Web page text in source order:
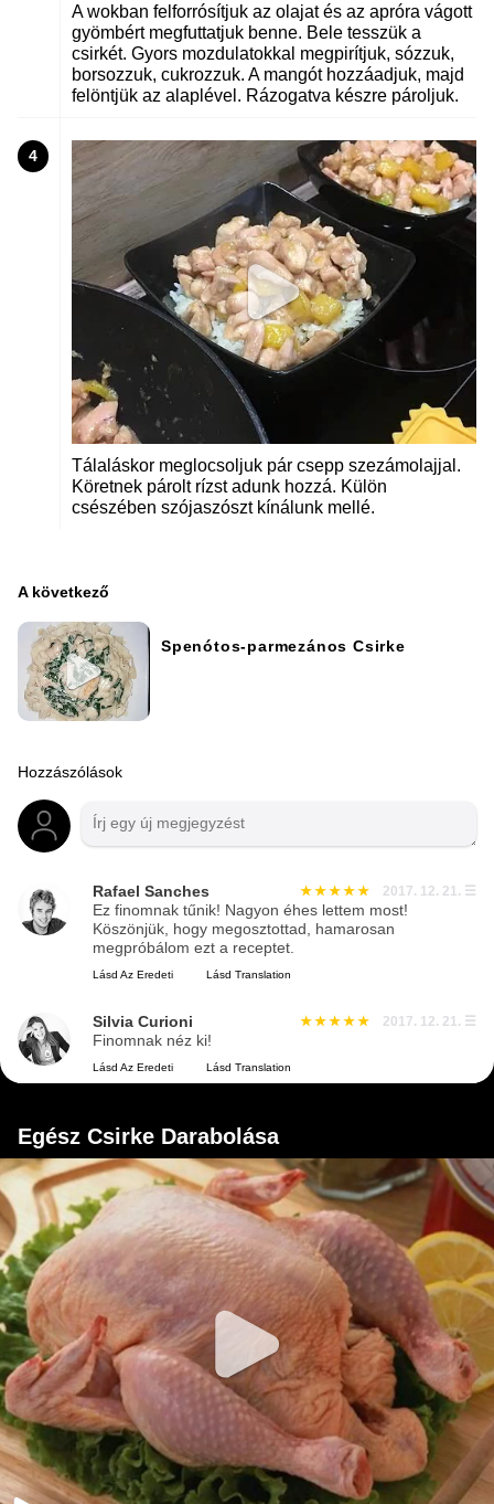
A wokban felforrósítjuk az olajat és az apróra vágott
gyömbért megfuttatjuk benne. Bele tesszük a
csirkét. Gyors mozdulatokkal megpirítjuk, sózzuk,
borsozzuk, cukrozzuk. A mangót hozzáadjuk, majd
felöntjük az alaplével. Rázogatva készre pároljuk.
4
Tálaláskor meglocsoljuk pár csepp szezámolajjal.
Köretnek párolt rízst adunk hozzá. Külön
csészében szójaszószt kínálunk mellé.
A következő
Spenótos-parmezános Csirke
Hozzászólások
Rafael Sanches 2017. 12. 21. ☰
Ez finomnak tűnik! Nagyon éhes lettem most!
Köszönjük, hogy megosztottad, hamarosan
megpróbálom ezt a receptet.
Lásd Az Eredeti Lásd Translation
Silvia Curioni 2017. 12. 21. ☰
Finomnak néz ki!
Lásd Az Eredeti Lásd Translation
Egész Csirke Darabolása